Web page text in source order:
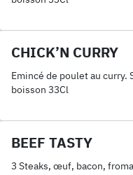
CHICK’N CURRY
Emincé de poulet au curry.
boisson 33Cl
BEEF TASTY
3 Steaks, œuf, bacon,